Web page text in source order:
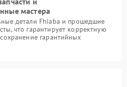
мастера
детали Fhiaba и прошедшие
что гарантирует корректную
гарантийных